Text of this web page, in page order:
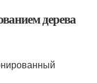
дерева